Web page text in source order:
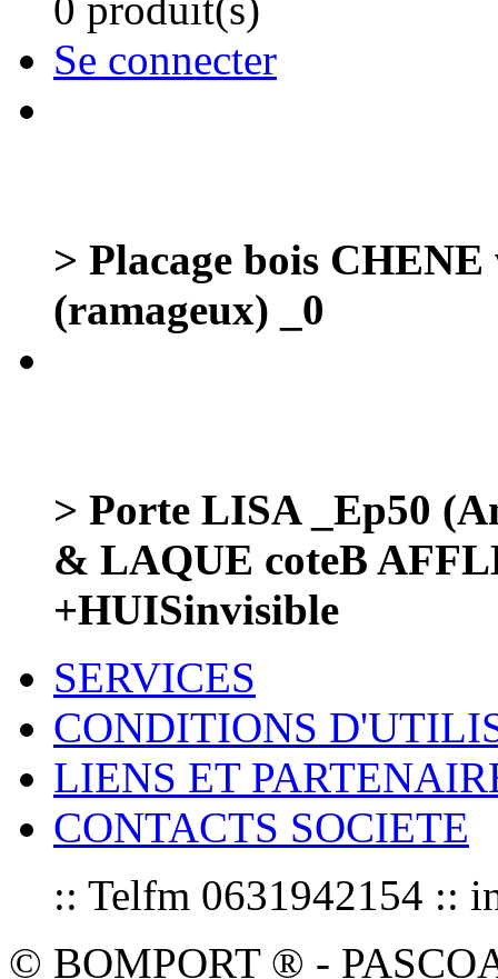
Se connecter
> Placage bois
(ramageux) _0
> Porte LISA _Ep50
& LAQUE coteB
+HUISinvisible
SERVICES
CONDITIONS
LIENS ET
CONTACTS SOCIETE
:: Telfm 0631942154 ::
© BOMPORT ® -